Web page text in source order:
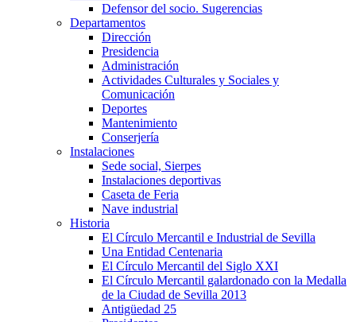
Defensor del socio. Sugerencias
Departamentos
Dirección
Presidencia
Administración
Actividades Culturales y Sociales y
Comunicación
Deportes
Mantenimiento
Conserjería
Instalaciones
Sede social, Sierpes
Instalaciones deportivas
Caseta de Feria
Nave industrial
Historia
El Círculo Mercantil e Industrial de Sevilla
Una Entidad Centenaria
El Círculo Mercantil del Siglo XXI
El Círculo Mercantil galardonado con la Medalla
de la Ciudad de Sevilla 2013
Antigüedad 25